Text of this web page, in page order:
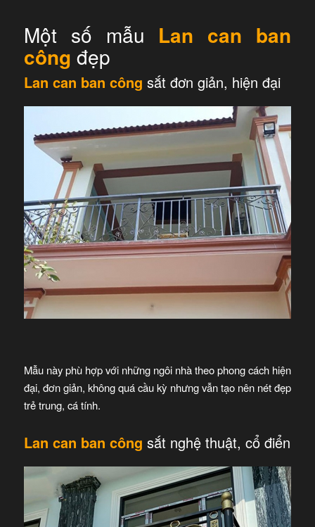
Một số mẫu Lan can ban
công đẹp
Lan can ban công sắt đơn giản, hiện đại
Mẫu này phù hợp với những ngôi nhà theo phong cách hiện
đại, đơn giản, không quá cầu kỳ nhưng vẫn tạo nên nét đẹp
trẻ trung, cá tính.
Lan can ban công sắt nghệ thuật, cổ điển